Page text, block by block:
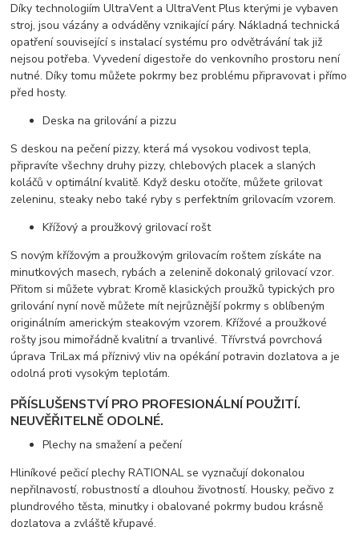
Díky technologiím UltraVent a UltraVent Plus kterými je vybaven
stroj, jsou vázány a odváděny vznikající páry. Nákladná technická
opatření související s instalací systému pro odvětrávání tak již
nejsou potřeba. Vyvedení digestoře do venkovního prostoru není
nutné. Díky tomu můžete pokrmy bez problému připravovat i přímo
před hosty.
Deska na grilování a pizzu
S deskou na pečení pizzy, která má vysokou vodivost tepla,
připravíte všechny druhy pizzy, chlebových placek a slaných
koláčů v optimální kvalitě. Když desku otočíte, můžete grilovat
zeleninu, steaky nebo také ryby s perfektním grilovacím vzorem.
Křížový a proužkový grilovací rošt
S novým křížovým a proužkovým grilovacím roštem získáte na
minutkových masech, rybách a zelenině dokonalý grilovací vzor.
Přitom si můžete vybrat: Kromě klasických proužků typických pro
grilování nyní nově můžete mít nejrůznější pokrmy s oblíbeným
originálním americkým steakovým vzorem. Křížové a proužkové
rošty jsou mimořádně kvalitní a trvanlivé. Třívrstvá povrchová
úprava TriLax má příznivý vliv na opékání potravin dozlatova a je
odolná proti vysokým teplotám.
PŘÍSLUŠENSTVÍ PRO PROFESIONÁLNÍ POUŽITÍ.
NEUVĚŘITELNĚ ODOLNÉ.
Plechy na smažení a pečení
Hliníkové pečicí plechy RATIONAL se vyznačují dokonalou
nepřilnavostí, robustností a dlouhou životností. Housky, pečivo z
plundrového těsta, minutky i obalované pokrmy budou krásně
dozlatova a zvláště křupavé.